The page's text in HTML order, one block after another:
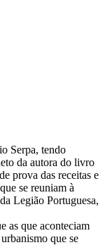
Serpa, tendo
da autora do livro
prova das receitas e
se reuniam à
Legião Portuguesa,
as que aconteciam
que se